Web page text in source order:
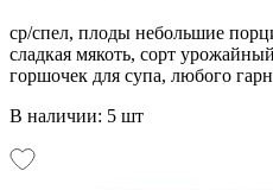
ср/спел, плоды небольшие
сладкая мякоть, сорт
горшочек для супа, любого
В наличии: 5 шт